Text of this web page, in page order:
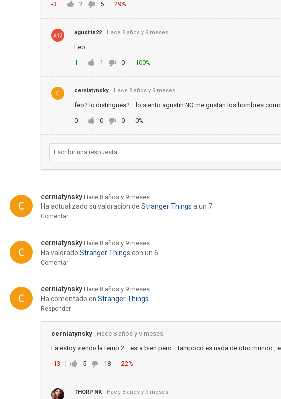
-3 2 5 29%
agust1n22 Hace 8 años y 9 meses
Feo
1 1 0 100%
cerniatynsky Hace 8 años y 9 meses
feo? lo distingues? ...lo siento agustin NO me gustan los hombres
0 0 0 0%
cerniatynsky Hace 8 años y 9 meses
Ha actualizado su valoracion de Stranger Things a un 7
Comentar
cerniatynsky Hace 8 años y 9 meses
Ha valorado Stranger Things con un 6
Comentar
cerniatynsky Hace 8 años y 9 meses
Ha comentado en Stranger Things
Responder
cerniatynsky Hace 8 años y 9 meses
La estoy viendo la temp.2 ...esta bien pero....tampoco es nada de otro mundo
-13 5 18 22%
THORPINK Hace 8 años y 9 meses